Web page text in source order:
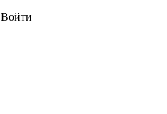
Войти